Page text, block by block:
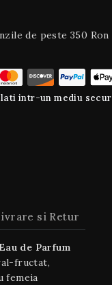
de peste 350 Ron
intr-un mediu
si Retur
de Parfum
fructat,
femeia